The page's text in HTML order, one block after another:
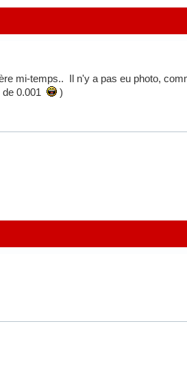
mi-temps.. Il n'y a pas eu photo,
de 0.001
)